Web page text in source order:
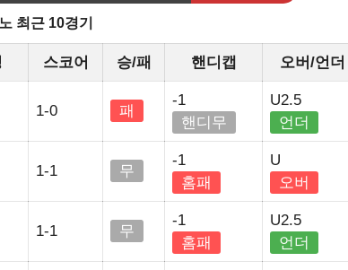
최근 10경기
스코어 승/패 핸디캡 오버/언더
1-0 패
-1
핸디무
U2.5
언더
1-1 무
-1
홈패
U
오버
1-1 무
-1
홈패
U2.5
언더